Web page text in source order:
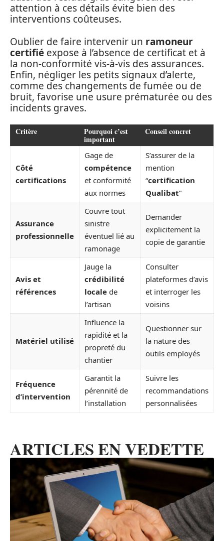
attention à ces détails évite bien des
interventions coûteuses.
Oublier de faire intervenir un ramoneur
certifié expose à l’absence de certificat et à
la non-conformité vis-à-vis des assurances.
Enfin, négliger les petits signaux d’alerte,
comme des changements de fumée ou de
bruit, favorise une usure prématurée ou des
incidents graves.
Critère Pourquoi c’est
important
Conseil concret
Côté
certifications
Gage de
compétence
et conformité
aux normes
S’assurer de la
mention
“certification
Qualibat”
Assurance
professionnelle
Couvre tout
sinistre
éventuel lié au
ramonage
Demander
explicitement la
copie de garantie
Avis et
références
Jauge la
crédibilité
locale de
l’artisan
Consulter
plateformes d’avis
et interroger les
voisins
Matériel utilisé
Influence la
rapidité et la
propreté du
chantier
Questionner sur
la nature des
outils employés
Fréquence
d’intervention
Garantit la
pérennité de
l’installation
Suivre les
recommandations
personnalisées
ARTICLES EN VEDETTE